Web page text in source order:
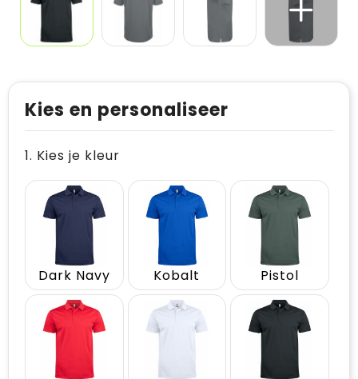
Kies en personaliseer
1. Kies je kleur
Dark Navy Kobalt Pistol